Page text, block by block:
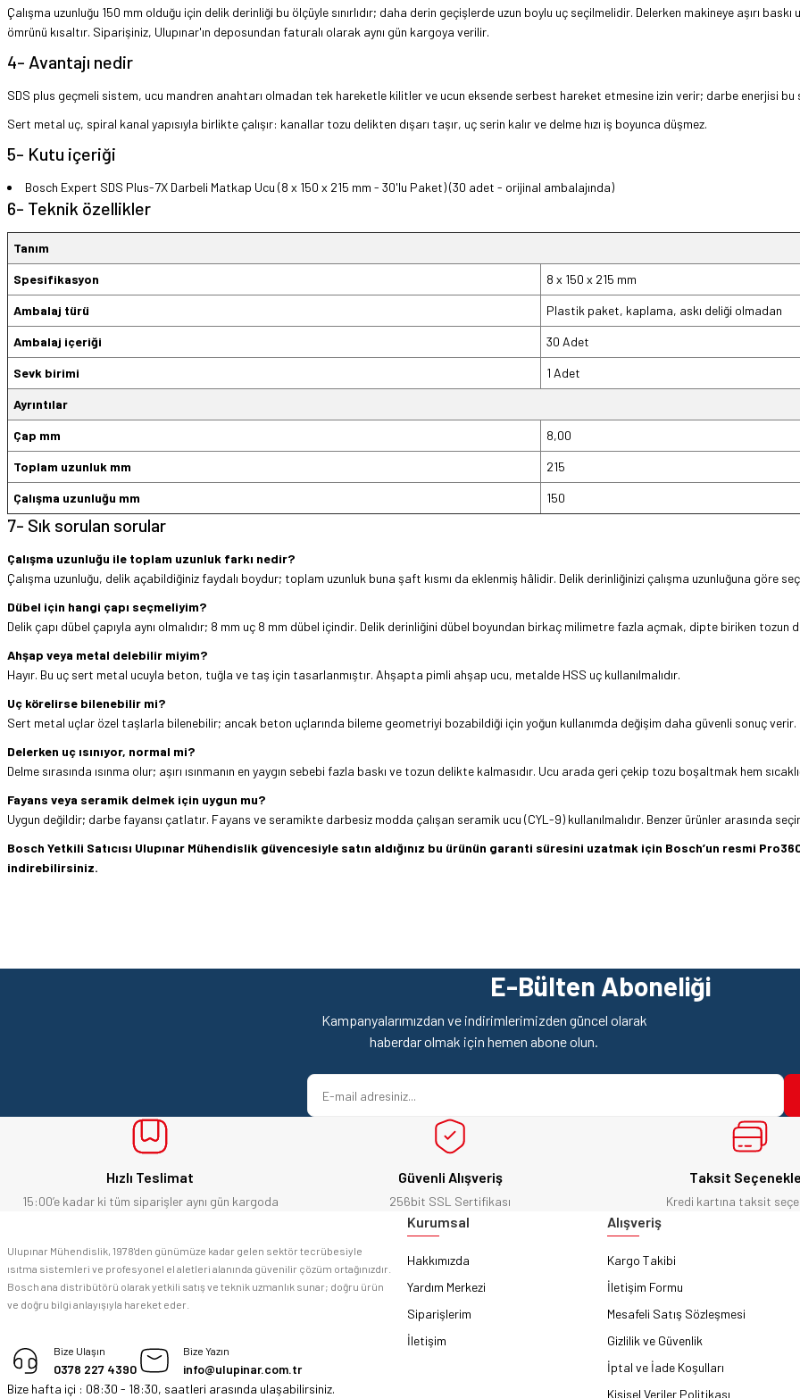
Çalışma uzunluğu 150 mm olduğu için delik derinliği bu ölçüyle sınırlıdır; daha derin geçişlerde uzun boylu uç seçilmelidir. Delerken makineye aşırı
ömrünü kısaltır. Siparişiniz, Ulupınar'ın deposundan faturalı olarak aynı gün kargoya verilir.
4- Avantajı nedir
SDS plus geçmeli sistem, ucu mandren anahtarı olmadan tek hareketle kilitler ve ucun eksende serbest hareket etmesine izin verir; darbe enerjisi bu
Sert metal uç, spiral kanal yapısıyla birlikte çalışır: kanallar tozu delikten dışarı taşır, uç serin kalır ve delme hızı iş boyunca düşmez.
5- Kutu içeriği
Bosch Expert SDS Plus-7X Darbeli Matkap Ucu (8 x 150 x 215 mm - 30'lu Paket) (30 adet - orijinal ambalajında)
6- Teknik özellikler
Tanım
Spesifikasyon 8 x 150 x 215 mm
Ambalaj türü Plastik paket, kaplama, askı deliği olmadan
Ambalaj içeriği 30 Adet
Sevk birimi 1 Adet
Ayrıntılar
Çap mm 8,00
Toplam uzunluk mm 215
Çalışma uzunluğu mm 150
7- Sık sorulan sorular
Çalışma uzunluğu ile toplam uzunluk farkı nedir?
Çalışma uzunluğu, delik açabildiğiniz faydalı boydur; toplam uzunluk buna şaft kısmı da eklenmiş hâlidir. Delik derinliğinizi çalışma uzunluğuna göre
Dübel için hangi çapı seçmeliyim?
Delik çapı dübel çapıyla aynı olmalıdır; 8 mm uç 8 mm dübel içindir. Delik derinliğini dübel boyundan birkaç milimetre fazla açmak, dipte biriken tozun
Ahşap veya metal delebilir miyim?
Hayır. Bu uç sert metal ucuyla beton, tuğla ve taş için tasarlanmıştır. Ahşapta pimli ahşap ucu, metalde HSS uç kullanılmalıdır.
Uç körelirse bilenebilir mi?
Sert metal uçlar özel taşlarla bilenebilir; ancak beton uçlarında bileme geometriyi bozabildiği için yoğun kullanımda değişim daha güvenli sonuç verir.
Delerken uç ısınıyor, normal mi?
Delme sırasında ısınma olur; aşırı ısınmanın en yaygın sebebi fazla baskı ve tozun delikte kalmasıdır. Ucu arada geri çekip tozu boşaltmak hem
Fayans veya seramik delmek için uygun mu?
Uygun değildir; darbe fayansı çatlatır. Fayans ve seramikte darbesiz modda çalışan seramik ucu (CYL-9) kullanılmalıdır. Benzer ürünler arasında
Bosch Yetkili Satıcısı Ulupınar Mühendislik güvencesiyle satın aldığınız bu ürünün garanti süresini uzatmak için Bosch’un resmi
indirebilirsiniz.
Yorum Yaz
Soru Sor
Bosch marka alet alacaksam kesinlikle adresim Ulupınar.com.tr
M... K... | 04/05/2026
E-Bülten Aboneliği
Kampanyalarımızdan ve indirimlerimizden güncel olarak
haberdar olmak için hemen abone olun.
Hızlı Teslimat
15:00’e kadar ki tüm siparişler aynı gün kargoda
Güvenli Alışveriş
256bit SSL Sertifikası
Taksit
Kredi kartına taksit
Ulupınar Mühendislik, 1978'den günümüze kadar gelen sektör tecrübesiyle
ısıtma sistemleri ve profesyonel el aletleri alanında güvenilir çözüm ortağınızdır.
Bosch ana distribütörü olarak yetkili satış ve teknik uzmanlık sunar; doğru ürün
ve doğru bilgi anlayışıyla hareket eder.
Bize Ulaşın
0378 227 4390
Bize Yazın
info@ulupinar.com.tr
Bize hafta içi : 08:30 - 18:30, saatleri arasında ulaşabilirsiniz.
Kurumsal
Hakkımızda
Yardım Merkezi
Siparişlerim
İletişim
Alışveriş
Kargo Takibi
İletişim Formu
Mesafeli Satış Sözleşmesi
Gizlilik ve Güvenlik
İptal ve İade Koşulları
Kişisel Veriler Politikası